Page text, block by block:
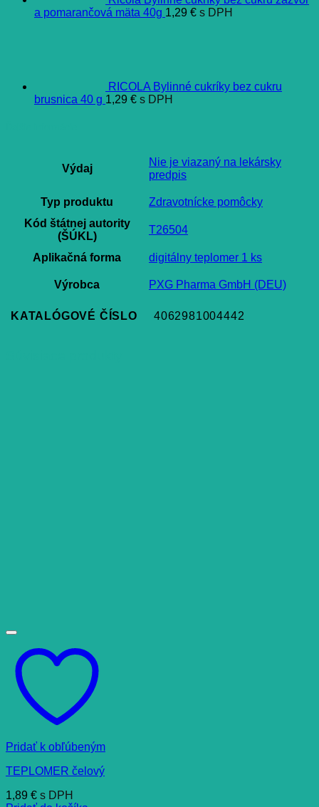
a pomarančová mäta 40g 1,29 € s DPH
RICOLA Bylinné cukríky bez cukru
brusnica 40 g 1,29 € s DPH
Výdaj
Nie je viazaný na lekársky
predpis
Typ produktu
Zdravotnícke pomôcky
Kód štátnej autority
(ŠÚKL)
T26504
Aplikačná forma digitálny teplomer 1 ks
Výrobca PXG Pharma GmbH (DEU)
KATALÓGOVÉ ČÍSLO 4062981004442
Pridať k obľúbeným
TEPLOMER čelový
1,89 € s DPH